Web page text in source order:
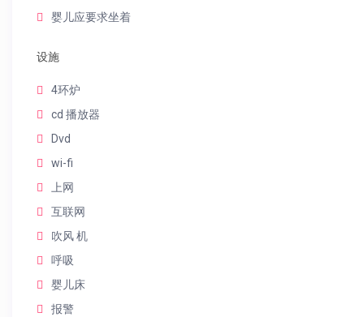
婴儿应要求坐着
设施
4环炉
cd 播放器
Dvd
wi-fi
上网
互联网
吹风 机
呼吸
婴儿床
报警